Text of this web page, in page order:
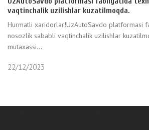
vaqtinchalik uzilishlar kuzatilmoqda.
Hurmatli xaridorlar!UzAutoSavdo platformasi
nosozlik sababli vaqtinchalik uzilishlar
mutaxassi...
22/12/2023